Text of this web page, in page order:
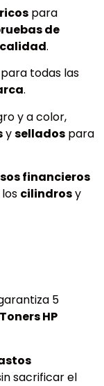
para
de
.
para todas las
.
y a color,
ysellados para
financieros
cilindrosy
5
Toners HP
sacrificar el